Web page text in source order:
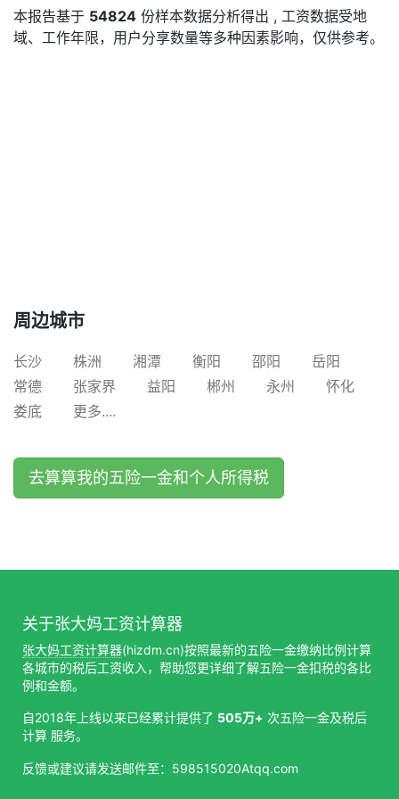
本报告基于 54824 份样本数据分析得出 , 工资数据受地
域、工作年限，用户分享数量等多种因素影响，仅供参考。
周边城市
长沙 株洲 湘潭 衡阳 邵阳
岳阳
常德
张家界 益阳 郴州 永州
怀化
娄底
更多....
去算算我的五险一金和个人所得税
关于张大妈工资计算器
张大妈工资计算器(hizdm.cn)按照最新的五险一金缴纳比例计算
各城市的税后工资收入，帮助您更详细了解五险一金扣税的各比
例和金额。
自2018年上线以来已经累计提供了 505万+ 次五险一金及税后
计算 服务。
反馈或建议请发送邮件至：598515020Atqq.com